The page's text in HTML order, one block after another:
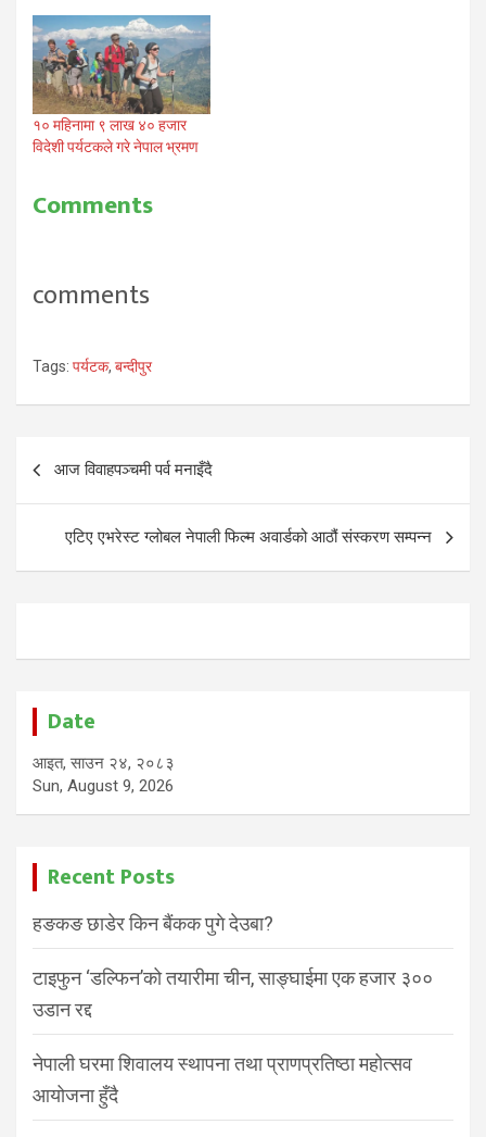
१० महिनामा ९ लाख ४० हजार
विदेशी पर्यटकले गरे नेपाल भ्रमण
Comments
comments
Tags: पर्यटक, बन्दीपुर
Post
navigation
आज विवाहपञ्चमी पर्व मनाइँदै
एटिए एभरेस्ट ग्लोबल नेपाली फिल्म अवार्डको आठौं संस्करण सम्पन्न
Date
आइत, साउन २४, २०८३
Sun, August 9, 2026
Recent Posts
हङकङ छाडेर किन बैंकक पुगे देउबा?
टाइफुन ‘डल्फिन’को तयारीमा चीन, साङ्घाईमा एक हजार ३००
उडान रद्द
नेपाली घरमा शिवालय स्थापना तथा प्राणप्रतिष्ठा महोत्सव
आयोजना हुँदै